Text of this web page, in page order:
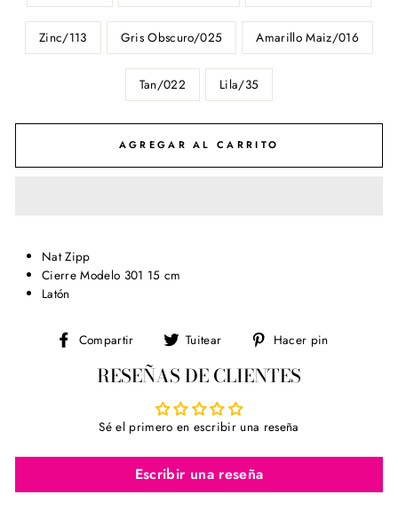
Zinc/113 Gris Obscuro/025 Amarillo Maiz/016
Tan/022 Lila/35
AGREGAR AL CARRITO
Nat Zipp
Cierre Modelo 301 15 cm
Latón
Compartir
Compartir
Facebook
Tuitear
Tuitear
Twitter
Hacer pin
RESEÑAS DE CLIENTES
Sé el primero en escribir una reseña
Escribir una reseña